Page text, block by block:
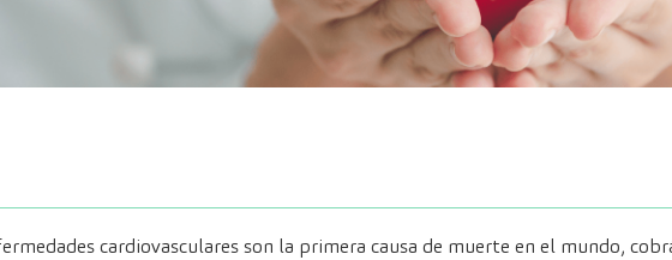
cardiovasculares son la primera causa de muerte en el mundo,